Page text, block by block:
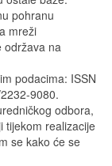
pohranu
mreži
održava na
podacima: ISSN
9080.
odbora,
tijekom realizacije
se kako će se